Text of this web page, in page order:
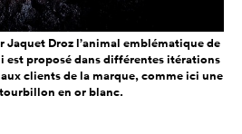
Jaquet Droz l’animal emblématique de
est proposé dans différentes itérations
clients de la marque, comme ici une
en or blanc.